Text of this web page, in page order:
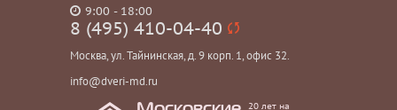
9:00 - 18:00
8 (495) 410-04-40
Москва, ул. Тайнинская, д. 9 корп. 1, офис 32.
info@dveri-md.ru
20 лет на